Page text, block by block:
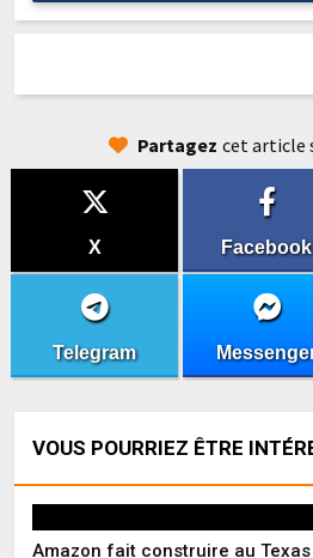
Partagez cet article
X Facebook
Telegram
VOUS POURRIEZ ÊTRE
Amazon fait construire au